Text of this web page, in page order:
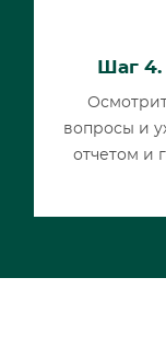
Шаг 4.
вопросы и
отчетом и